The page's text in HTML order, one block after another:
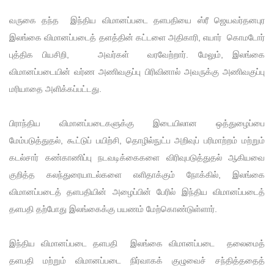
வருகை தந்த இந்திய விமானப்படை தளபதியை ஸ்ரீ ஜெயவர்தனபுர
இலங்கை விமானப்படைத் தளத்தின் கட்டளை அதிகாரி, எயார் கொமடோர்
புத்திக பியசிறி, அவர்கள் வரவேற்றார். மேலும், இலங்கை
விமானப்படையின் வர்ண அணிவகுப்பு பிரிவினால் அவருக்கு அணிவகுப்பு
மரியாதை அளிக்கப்பட்டது.
பிராந்திய விமானப்படைகளுக்கு இடையிலான ஒத்துழைப்பை
மேம்படுத்துதல், கூட்டுப் பயிற்சி, தொழில்நுட்ப அறிவுப் பரிமாற்றம் மற்றும்
கடல்சார் கண்காணிப்பு நடவடிக்கைகளை விரிவுபடுத்துதல் ஆகியவை
குறித்த கலந்துரையாடல்களை எளிதாக்கும் நோக்கில், இலங்கை
விமானப்படைத் தளபதியின் அழைப்பின் பேரில் இந்திய விமானப்படைத்
தளபதி தற்போது இலங்கைக்கு பயணம் மேற்கொண்டுள்ளார்.
இந்திய விமானப்படை தளபதி இலங்கை விமானப்படை தலைமைத்
தளபதி மற்றும் விமானப்படை நிர்வாகக் குழுவைச் சந்தித்ததைத்